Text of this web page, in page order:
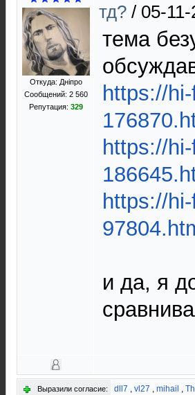
Откуда: Дніпро
Сообщений: 2 560
Репутация: 329
тд? / 05-
тема
https://
https://
https://
и да, я
Выразили согласие: dll7 , vl27 , mihail ,